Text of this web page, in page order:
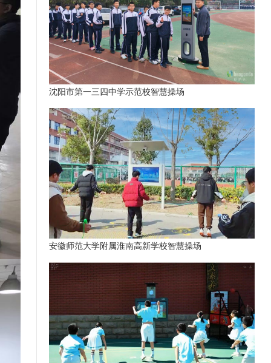
沈阳市第一三四中学示范校智慧操场
安徽师范大学附属淮南高新学校智慧操场